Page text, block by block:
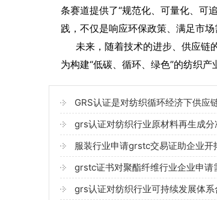
条赛道提供了“规范化、可量化、可
践，不仅是响应环保政策、满足市
未来，随着技术的进步、供应链
为构建“低碳、循环、绿色”的纺织产
GRS认证是对纺织循环经济下供应
grs认证对纺织行业原材料再生成
服装行业申请grstc交易证助企业开
grstc证书对聚酯纤维行业企业申请
grs认证对纺织行业可持续发展体系